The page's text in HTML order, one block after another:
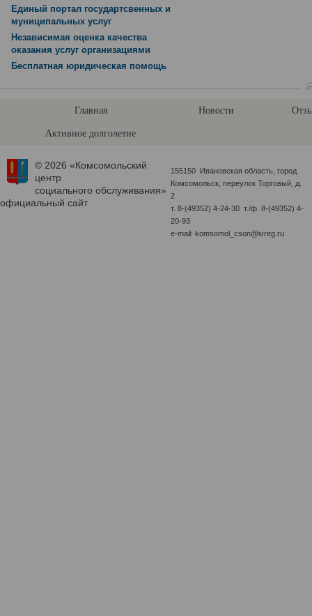
Единый портал государтсвенных и
муниципальных услуг
Независимая оценка качества
оказания услуг организациями
Бесплатная юридическая помощь
Главная Новости
Активное долголетие
© 2026 «Комсомольский
центр
социального обслуживания»
официальный сайт
155150 Ивановская область, город
Комсомольск, переулок Торговый, д.
2
т. 8-(49352) 4-24-30 т./ф. 8-(49352) 4-
20-93
e-mail: komsomol_cson@ivreg.ru